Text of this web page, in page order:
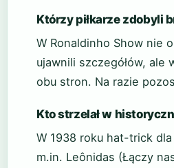
Którzy piłkarze zdobyli
W Ronaldinho Show nie
ujawnili szczegółów, ale
obu stron. Na razie
Kto strzelał w
W 1938 roku hat-trick
m.in. Leônidas (Łączy